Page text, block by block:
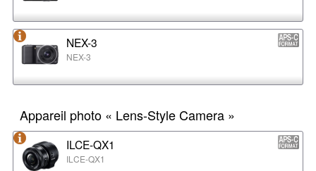
NEX-3
NEX-3
Appareil photo « Lens-Style Camera »
ILCE-QX1
ILCE-QX1